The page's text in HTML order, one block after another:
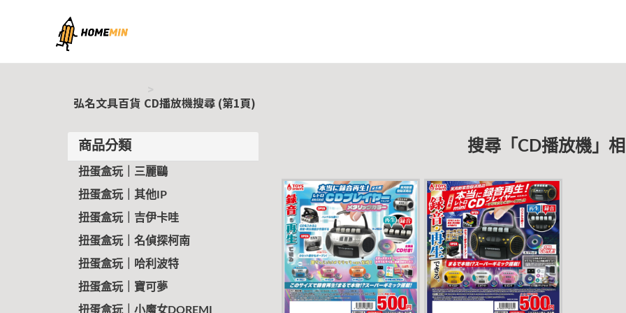
弘名文具百貨
弘名文具百貨 CD播放機搜尋 (第1頁)
商品分類
扭蛋盒玩｜三麗鷗
扭蛋盒玩｜其他IP
扭蛋盒玩｜吉伊卡哇
扭蛋盒玩｜名偵探柯南
扭蛋盒玩｜哈利波特
扭蛋盒玩｜寶可夢
扭蛋盒玩｜小魔女DOREMI
搜尋「CD播放機」